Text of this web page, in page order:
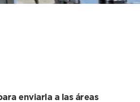
enviarla a las áreas